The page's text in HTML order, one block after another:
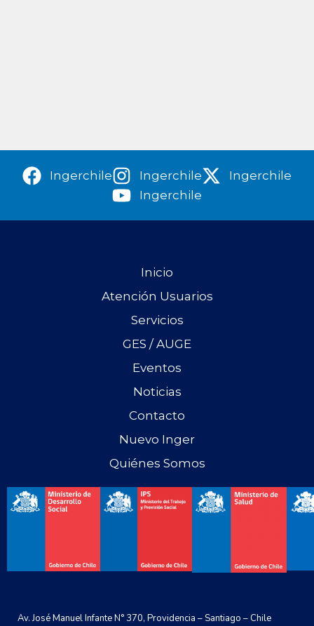
Ingerchile Ingerchile
Ingerchile
Ingerchile
Inicio
Atención Usuarios
Servicios
GES / AUGE
Eventos
Noticias
Contacto
Nuevo Inger
Quiénes Somos
Av. José Manuel Infante N° 370, Providencia – Santiago – Chile